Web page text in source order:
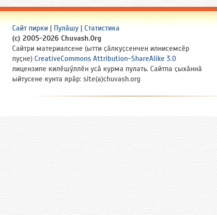
Сайт пирки Пулӑшу
Статистика
(c) 2005-2026 Chuvash.Org
Сайтри материалсене (ытти ҫӑлкуҫсенчен илнисемсӗр
пуҫне) CreativeCommons Attribution-ShareAlike 3.0
лицензипе килӗшӳллӗн усӑ курма пулать. Сайтпа ҫыхӑннӑ
ыйтусене кунта ярӑр: site(a)chuvash.org